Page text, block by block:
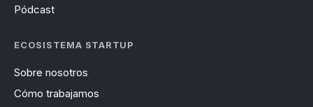
Pódcast
ECOSISTEMA STARTUP
Sobre nosotros
Cómo trabajamos